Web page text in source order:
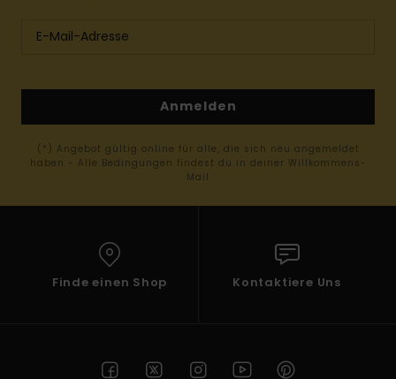
Anmelden
(*) Angebot gültig online für alle, die sich neu angemeldet
haben - Alle Bedingungen findest du in deiner Willkommens-
Mail
Finde einen Shop Kontaktiere Uns